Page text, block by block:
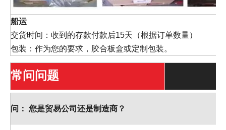
船运
交货时间：收到的存款付款后15天（根据订单数量）
包装：作为您的要求，胶合板盒或定制包装。
常问问题
问： 您是贸易公司还是制造商？